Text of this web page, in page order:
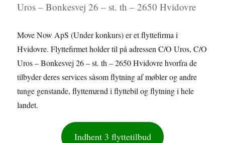
Uros – Bonkesvej 26 – st. th – 2650 Hvidovre
Move Now ApS (Under konkurs) er et flyttefirma i
Hvidovre. Flyttefirmet holder til på adressen C/O Uros, C/O
Uros – Bonkesvej 26 – st. th – 2650 Hvidovre hvorfra de
tilbyder deres services såsom flytning af møbler og andre
tunge genstande, flyttemænd i flyttebil og flytning i hele
landet.
Indhent 3 flyttetilbud